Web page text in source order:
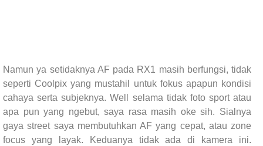
Namun ya setidaknya AF pada RX1 masih berfungsi, tidak
seperti Coolpix yang mustahil untuk fokus apapun kondisi
cahaya serta subjeknya. Well selama tidak foto sport atau
apa pun yang ngebut, saya rasa masih oke sih. Sialnya
gaya street saya membutuhkan AF yang cepat, atau zone
focus yang layak. Keduanya tidak ada di kamera ini.